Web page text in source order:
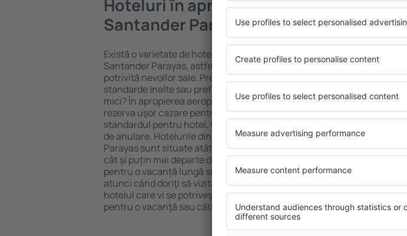
Hoteluri în apropierea aeroportului
Santander Parayas
Există o varietate de hoteluri disponibile lângă aeoportul
Santander Parayas, astfel încât fiecare turist poate găsi cazare
potrivită nevoilor sale. Preferați un hotel All-Inclusive cu
standarde ȋnalte sau preferați hoteluri confortabile cu preţuri
mici? În apropierea aeroportului Santander Parayas puteți
rezerva uşor cazare pentru orice buget! Selectați destinația şi
standardul pentru hotel, verificați metodele de plată și opțiunile
de anulare. Hotelurile din apropierea aeroportului Santander
Parayas sunt situate atât aproape de atracţiile turistice populare,
cât și puțin mai departe de aglomerație. Toate sunt disponibile
pentru o vacanță lungă sau perfecte doar pentru o noapte,
atunci când doriţi să vizitaţi şi alte oraşe din apropiere. Alegeți
hotelul care vi se potriveşte și începeți să vă faceți bagajele
pentru o vacanţă sau călătorie de afaceri!